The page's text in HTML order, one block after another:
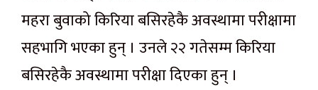
महरा बुवाको किरिया बसिरहेकै अवस्थामा परीक्षामा
सहभागि भएका हुन् । उनले २२ गतेसम्म किरिया
बसिरहेकै अवस्थामा परीक्षा दिएका हुन् ।